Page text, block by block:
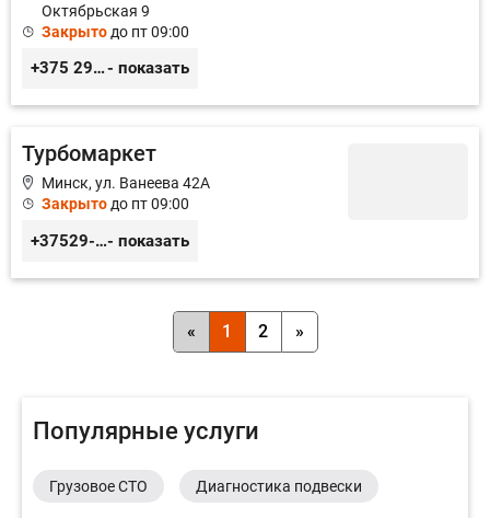
Октябрьская 9
Закрыто до пт 09:00
+375 29 3217422; +375 29 6130364- показать
Турбомаркет
Минск, ул. Ванеева 42А
Закрытодо пт 09:00
+37529-360-7700- показать
« 1 2 »
Популярные услуги
Грузовое СТО Диагностика подвески